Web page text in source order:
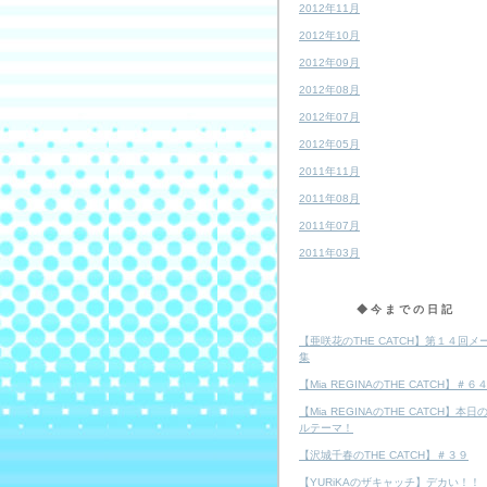
2012年11月
2012年10月
2012年09月
2012年08月
2012年07月
2012年05月
2011年11月
2011年08月
2011年07月
2011年03月
◆今までの日記
【亜咲花のTHE CATCH】第１４回メ
集
【Mia REGINAのTHE CATCH】＃６４
【Mia REGINAのTHE CATCH】本日
ルテーマ！
【沢城千春のTHE CATCH】＃３９
【YURiKAのザキャッチ】デカい！！